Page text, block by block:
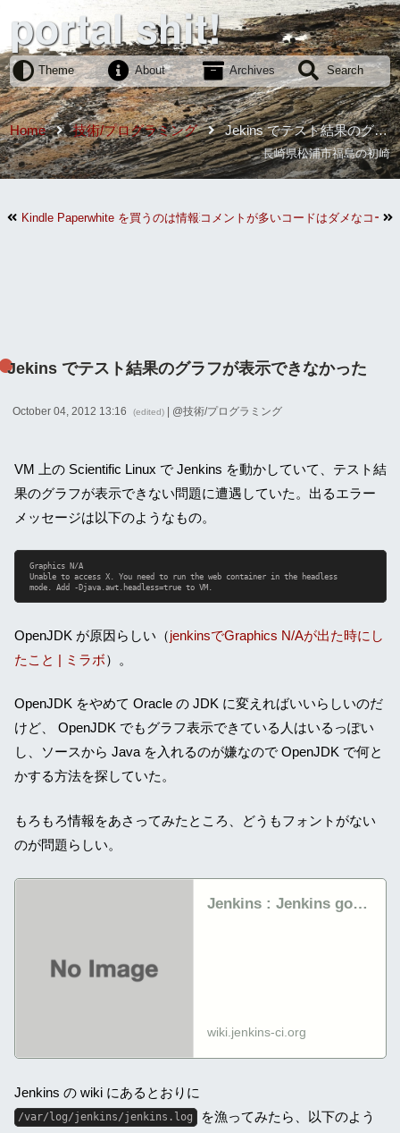
portal shit!
Theme About Archives Search
Home 技術/プログラミング
Jekins でテスト結果のグラ
フが表示できなかった
長崎県松浦市福島の初崎
Kindle Paperwhite を買うのは情報弱者コメントが多いコードはダメなコー
Jekins でテスト結果のグラフが表示できなかった
October 04, 2012 13:16 (edited) | @技術/プログラミング
VM 上の Scientific Linux で Jenkins を動かしていて、テスト結
果のグラフが表示できない問題に遭遇していた。出るエラー
メッセージは以下のようなもの。
Graphics N/A
Unable to access X. You need to run the web container in the headless
mode. Add -Djava.awt.headless=true to VM.
OpenJDK が原因らしい（jenkinsでGraphics N/Aが出た時にし
たこと | ミラボ）。
OpenJDK をやめて Oracle の JDK に変えればいいらしいのだ
けど、 OpenJDK でもグラフ表示できている人はいるっぽい
し、ソースから Java を入れるのが嫌なので OpenJDK で何と
かする方法を探していた。
もろもろ情報をあさってみたところ、どうもフォントがない
のが問題らしい。
Jenkins : Jenkins got
wiki.jenkins-ci.org
Jenkins の wiki にあるとおりに
/var/log/jenkins/jenkins.log
を漁ってみたら、以下のよう